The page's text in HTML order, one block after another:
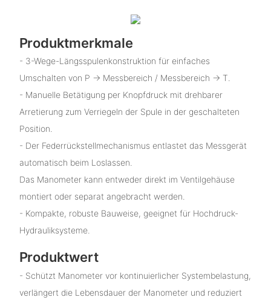
Produktmerkmale
- 3-Wege-Längsspulenkonstruktion für einfaches
Umschalten von P → Messbereich / Messbereich → T.
- Manuelle Betätigung per Knopfdruck mit drehbarer
Arretierung zum Verriegeln der Spule in der geschalteten
Position.
- Der Federrückstellmechanismus entlastet das Messgerät
automatisch beim Loslassen.
Das Manometer kann entweder direkt im Ventilgehäuse
montiert oder separat angebracht werden.
- Kompakte, robuste Bauweise, geeignet für Hochdruck-
Hydrauliksysteme.
Produktwert
- Schützt Manometer vor kontinuierlicher Systembelastung,
verlängert die Lebensdauer der Manometer und reduziert